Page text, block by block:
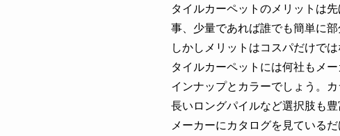
タイルカーペットのメリットは
事、少量であれば誰でも簡単に
しかしメリットはコスパだけでは
タイルカーペットには何社もメ
インナップとカラーでしょう。
長いロングパイルなど選択肢も豊
メーカーにカタログを見ている